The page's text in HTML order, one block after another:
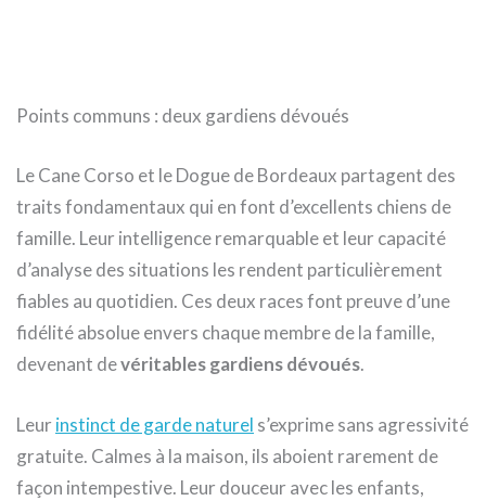
Points communs : deux gardiens dévoués
Le Cane Corso et le Dogue de Bordeaux partagent des
traits fondamentaux qui en font d’excellents chiens de
famille. Leur intelligence remarquable et leur capacité
d’analyse des situations les rendent particulièrement
fiables au quotidien. Ces deux races font preuve d’une
fidélité absolue envers chaque membre de la famille,
devenant devéritables gardiens dévoués.
Leur instinct de garde naturel s’exprime sans agressivité
gratuite. Calmes à la maison, ils aboient rarement de
façon intempestive. Leur douceur avec les enfants,